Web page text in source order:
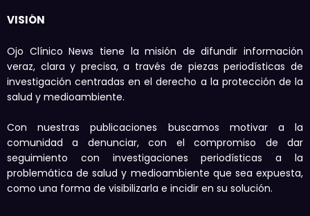
VISIÓN
Ojo Clínico News tiene la misión de difundir información
veraz, clara y precisa, a través de piezas periodísticas de
investigación centradas en el derecho a la protección de la
salud y medioambiente.
Con nuestras publicaciones buscamos motivar a la
comunidad a denunciar, con el compromiso de dar
seguimiento con investigaciones periodísticas a la
problemática de salud y medioambiente que sea expuesta,
como una forma de visibilizarla e incidir en su solución.